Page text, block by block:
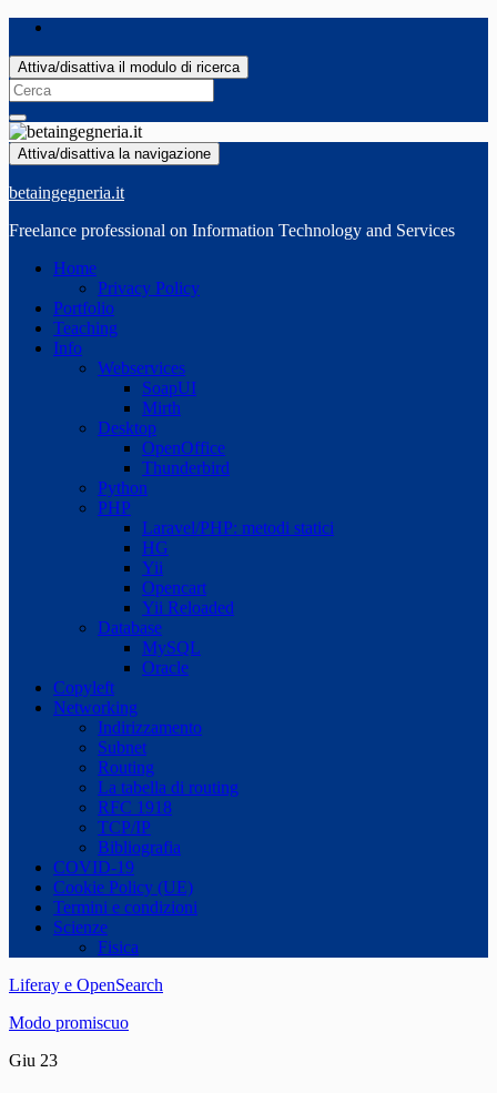
Attiva/disattiva il modulo di ricerca
Search
for:
Attiva/disattiva la navigazione
betaingegneria.it
Freelance professional on Information Technology and Services
Home
Privacy Policy
Portfolio
Teaching
Info
Webservices
SoapUI
Mirth
Desktop
OpenOffice
Thunderbird
Python
PHP
Laravel/PHP: metodi statici
HG
Yii
Opencart
Yii Reloaded
Database
MySQL
Oracle
Copyleft
Networking
Indirizzamento
Subnet
Routing
La tabella di routing
RFC 1918
TCP/IP
Bibliografia
COVID-19
Cookie Policy (UE)
Termini e condizioni
Scienze
Fisica
Liferay e OpenSearch
Modo promiscuo
Giu 23